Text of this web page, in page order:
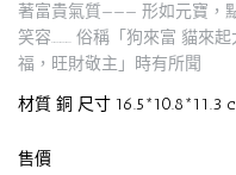
著富貴氣質——— 形如元寶，
笑容………. 俗稱「狗來富 貓來
福，旺財敬主」時有所聞
材質 銅 尺寸 16.5*10.8*11.3
售價